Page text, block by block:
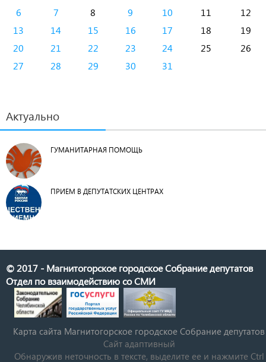
6
7 8 9 10 11
12
13
14 15 16 17 18
19
20
21 22 23 24 25
26
27
28 29 30 31
Актуально
ГУМАНИТАРНАЯ ПОМОЩЬ
ПРИЕМ В ДЕПУТАТСКИХ ЦЕНТРАХ
© 2017 - Магнитогорское городское Собрание депутатов
Отдел по взаимодействию со СМИ
Карта сайта Магнитогорское городское Cобрание депутатов
Сайт адаптивный
Обнаружив неточность в тексте, выделите ее и нажмите Ctrl